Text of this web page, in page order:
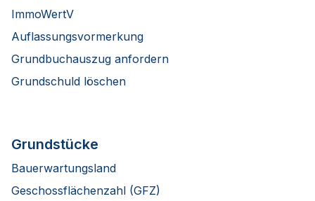
ImmoWertV
Auflassungsvormerkung
Grundbuchauszug anfordern
Grundschuld löschen
Grundstücke
Bauerwartungsland
Geschossflächenzahl (GFZ)